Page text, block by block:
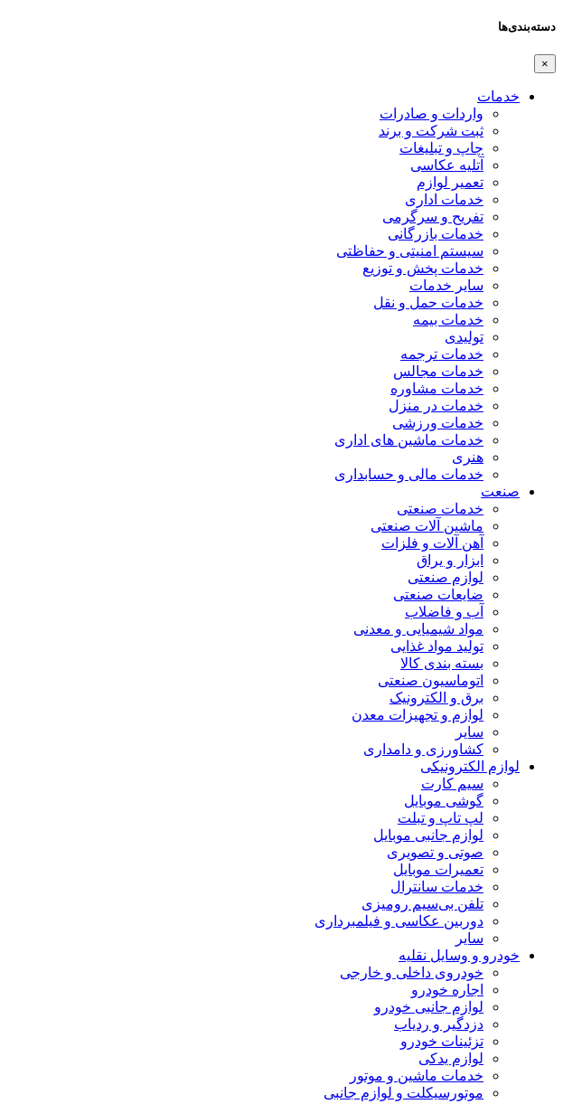
دسته‌بندی‌ها
×
خدمات
واردات و صادرات
ثبت شرکت و برند
چاپ و تبلیغات
آتلیه عکاسی
تعمیر لوازم
خدمات اداری
تفریح و سرگرمی
خدمات بازرگانی
سیستم امنیتی و حفاظتی
خدمات پخش و توزیع
سایر خدمات
خدمات حمل و نقل
خدمات بیمه
تولیدی
خدمات ترجمه
خدمات مجالس
خدمات مشاوره
خدمات در منزل
خدمات ورزشی
خدمات ماشین های اداری
هنری
خدمات مالی و حسابداری
صنعت
خدمات صنعتی
ماشین آلات صنعتی
آهن آلات و فلزات
ابزار و یراق
لوازم صنعتی
ضایعات صنعتی
آب و فاضلاب
مواد شیمیایی و معدنی
تولید مواد غذایی
بسته بندی کالا
اتوماسیون صنعتی
برق و الکترونیک
لوازم و تجهیزات معدن
سایر
کشاورزی و دامداری
لوازم الکترونیکی
سیم کارت
گوشی موبایل
لپ تاپ و تبلت
لوازم جانبی موبایل
صوتی و تصویری
تعمیرات موبایل
خدمات سانترال
تلفن بی‌سیم رومیزی
دوربین عکاسی و فیلمبرداری
سایر
خودرو و وسایل نقلیه
خودروی داخلی و خارجی
اجاره خودرو
لوازم جانبی خودرو
دزدگیر و ردیاب
تزئینات خودرو
لوازم یدکی
خدمات ماشین و موتور
موتورسیکلت و لوازم جانبی